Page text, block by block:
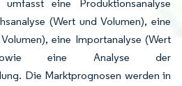
eine Produktionsanalyse
(Wert und Volumen), eine
eine Importanalyse (Wert
eine Analyse der
Die Marktprognosen werden in